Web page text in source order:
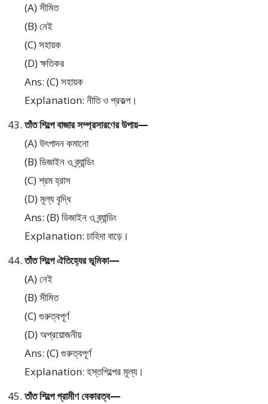
(A) সীমিত
(B) নেই
(C) সহায়ক
(D) ক্ষতিকর
Ans: (C) সহায়ক
Explanation: নীতি ও প্রকল্প।
তাঁত শিল্পে বাজার সম্প্রসারণের উপায়—
(A) উৎপাদন কমানো
(B) ডিজাইন ও ব্র্যান্ডিং
(C) শ্রম হ্রাস
(D) মূল্য বৃদ্ধি
Ans: (B) ডিজাইন ও ব্র্যান্ডিং
Explanation: চাহিদা বাড়ে।
তাঁত শিল্পে ঐতিহ্যের ভূমিকা—
(A) নেই
(B) সীমিত
(C) গুরুত্বপূর্ণ
(D) অপ্রয়োজনীয়
Ans: (C) গুরুত্বপূর্ণ
Explanation: হস্তশিল্পের মূল্য।
তাঁত শিল্পে গ্রামীণ বেকারত্ব—